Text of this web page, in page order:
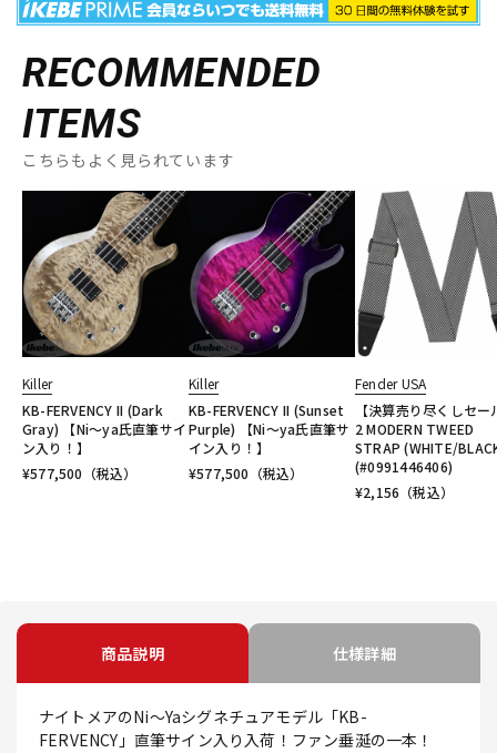
RECOMMENDED
ITEMS
こちらもよく見られています
Killer
KB-FERVENCY II (Dark
Gray) 【Ni～ya氏直筆サイ
ン入り！】
¥577,500 （税込）
Killer
KB-FERVENCY II (Sunset
Purple) 【Ni～ya氏直筆サ
イン入り！】
¥577,500 （税込）
Fender USA
【決算売り尽くしセー
2 MODERN TWEED
STRAP (WHITE/
(#0991446406)
¥2,156 （税込）
商品説明 仕様詳細
ナイトメアのNi～Yaシグネチュアモデル「KB-
FERVENCY」直筆サイン入り入荷！ファン垂涎の一本！